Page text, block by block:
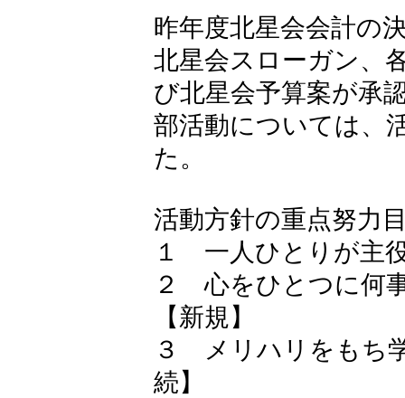
昨年度北星会会計の
北星会スローガン、
び北星会予算案が承
部活動については、
た。
活動方針の重点努力
１ 一人ひとりが主
２ 心をひとつに何
【新規】
３ メリハリをもち
続】